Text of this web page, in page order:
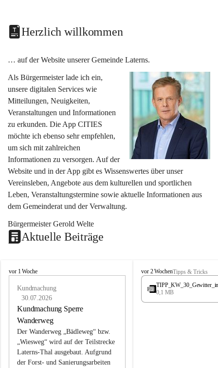
Herzlich willkommen
… auf der Website unserer Gemeinde Laterns.
Als Bürgermeister lade ich ein,
unsere digitalen Services wie
Mitteilungen, Neuigkeiten,
Veranstaltungen und Informationen
zu erkunden. Die App CITIES
möchte ich ebenso sehr empfehlen,
um sich mit zahlreichen
Informationen zu versorgen. Auf der
Website und in der App gibt es Wissenswertes über unser
Vereinsleben, Angebote aus dem kulturellen und sportlichen
Leben, Veranstaltungstermine sowie aktuelle Informationen aus
dem Gemeinderat und der Verwaltung.
Bürgermeister Gerold Welte
Aktuelle Beiträge
L
vor 1 Woche
Kundmachung
30.07.2026
Kundmachung Sperre
Wanderweg
Der Wanderweg „Bädleweg“ bzw.
„Wiesweg“ wird auf der Teilstrecke
Laterns-Thal ausgebaut. Aufgrund
der Forst- und Sanierungsarbeiten
L
a
e
vor 2 WochenTipps & Tricks
0,1 MB